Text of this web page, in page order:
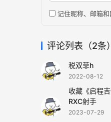
记住昵称、邮箱
评论列表（2条）
税双菲h
2022-08-12
收藏《启程
RXC射手
2023-07-29